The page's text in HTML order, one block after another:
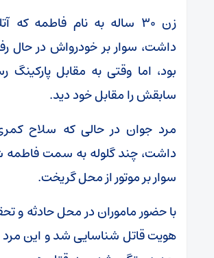
زن ۳۰ ساله به نام فاطمه که
داشت، سوار بر خودرواش در حال
بود، اما وقتی به مقابل پارکینگ
سابقش را مقابل خود دید.
مرد جوان در حالی که سلاح
داشت، چند گلوله به سمت فاطمه
سوار بر موتور از محل گریخت.
با حضور ماموران در محل حادثه و
هویت قاتل شناسایی شد و این